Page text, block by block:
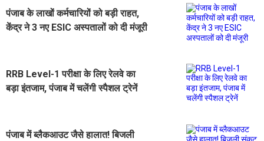
पंजाब के लाखों कर्मचारियों को बड़ी राहत,
केंद्र ने 3 नए ESIC अस्पतालों को दी मंजूरी
RRB Level-1 परीक्षा के लिए रेलवे का
बड़ा इंतजाम, पंजाब में चलेंगी स्पैशल ट्रेनें
पंजाब में ब्लैकआउट जैसे हालात! बिजली